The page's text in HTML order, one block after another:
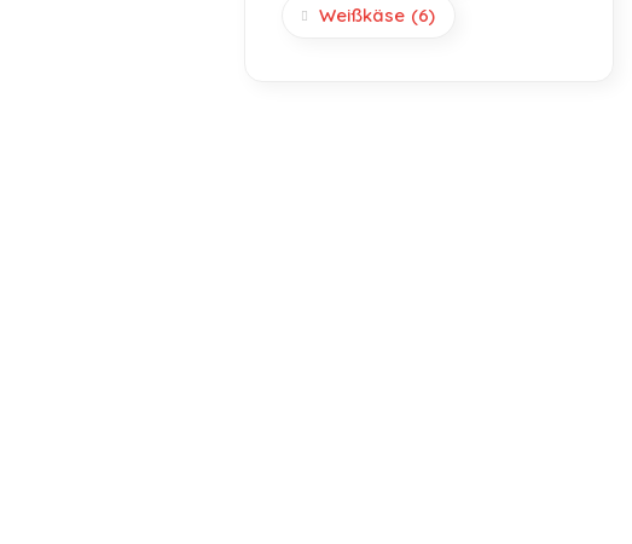
Weißkäse (6)